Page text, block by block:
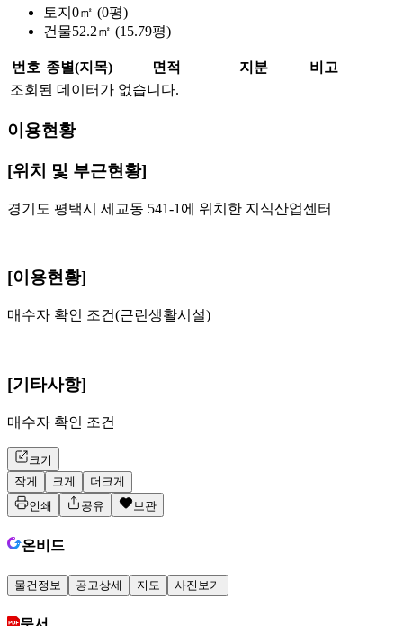
토지 0㎡ (0평)
건물52.2㎡ (15.79평)
번호 종별(지목) 면적 지분
비고
조회된 데이터가 없습니다.
이용현황
[위치 및 부근현황]
경기도 평택시 세교동 541-1에 위치한 지식산업센터
[이용현황]
매수자 확인 조건(근린생활시설)
[기타사항]
매수자 확인 조건
크기
작게
크게
더크게
인쇄
공유 보관
온비드
물건정보 공고상세 지도 사진보기